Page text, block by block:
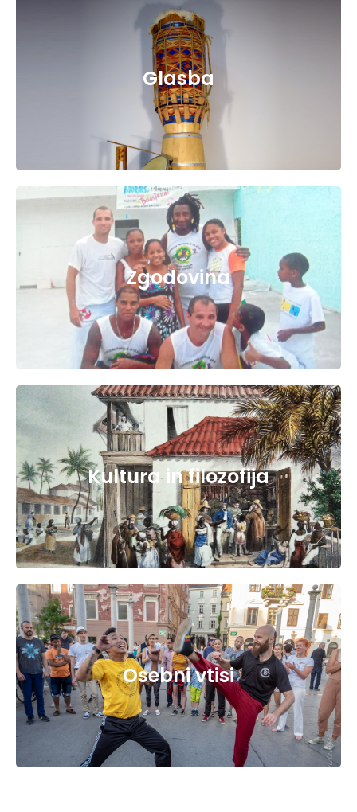
Glasba
Zgodovina
Kultura in filozofija
Osebni vtisi